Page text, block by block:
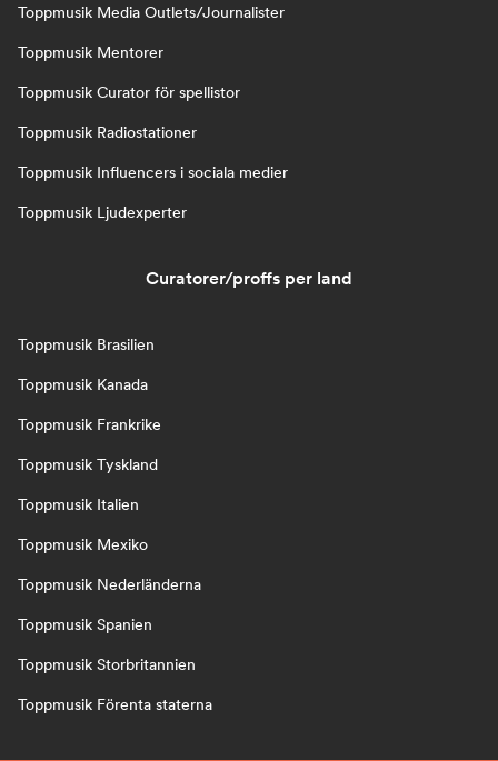
Toppmusik Media Outlets/Journalister
Toppmusik Mentorer
Toppmusik Curator för spellistor
Toppmusik Radiostationer
Toppmusik Influencers i sociala medier
Toppmusik Ljudexperter
Curatorer/proffs per land
Toppmusik Brasilien
Toppmusik Kanada
Toppmusik Frankrike
Toppmusik Tyskland
Toppmusik Italien
Toppmusik Mexiko
Toppmusik Nederländerna
Toppmusik Spanien
Toppmusik Storbritannien
Toppmusik Förenta staterna